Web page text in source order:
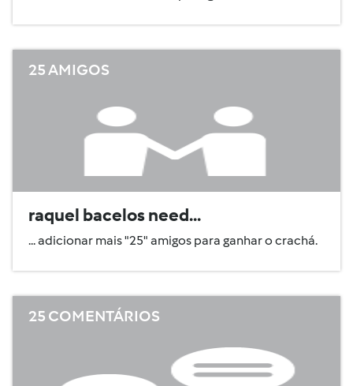
25 AMIGOS
raquel bacelos need...
... adicionar mais "25" amigos para ganhar o crachá.
25 COMENTÁRIOS